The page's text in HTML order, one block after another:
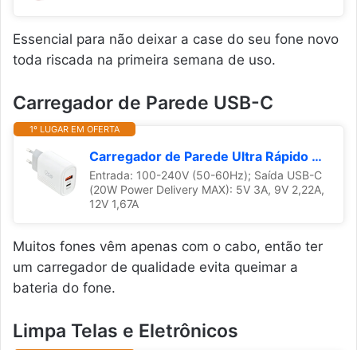
Essencial para não deixar a case do seu fone novo
toda riscada na primeira semana de uso.
Carregador de Parede USB-C
1º LUGAR EM OFERTA
Carregador de Parede Ultra Rápido com 1 Saída USB-C Power Delivery 20W + 1 Saída USB-A 18W I2GO - i2GO PRO, Branco
Entrada: 100-240V (50-60Hz); Saída USB-C
(20W Power Delivery MAX): 5V 3A, 9V 2,22A,
12V 1,67A
Muitos fones vêm apenas com o cabo, então ter
um carregador de qualidade evita queimar a
bateria do fone.
Limpa Telas e Eletrônicos